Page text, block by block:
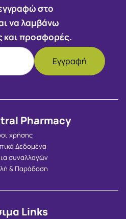
στο
να λαμβάνω
και προσφορές.
Pharmacy
χρήσης
Δεδομένα
συναλλαγών
& Παράδοση
Links